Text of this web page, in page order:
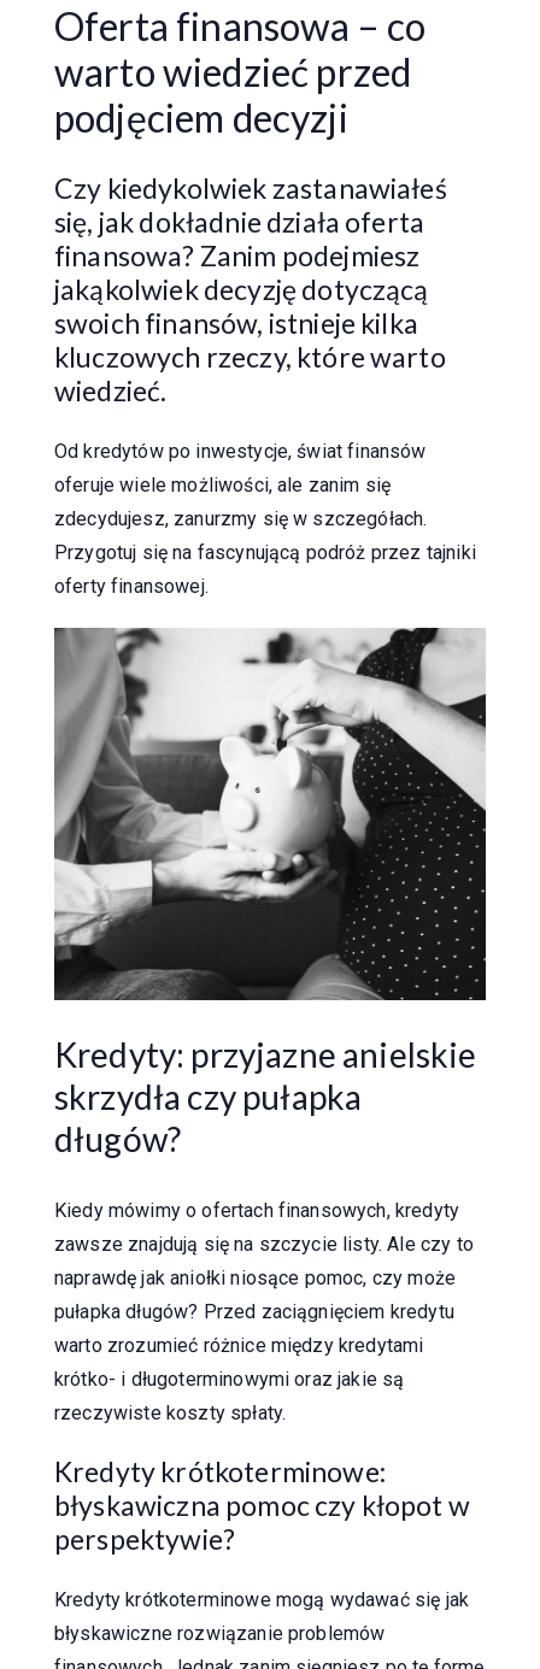
Oferta finansowa – co
warto wiedzieć przed
podjęciem decyzji
Czy kiedykolwiek zastanawiałeś
się, jak dokładnie działa oferta
finansowa? Zanim podejmiesz
jakąkolwiek decyzję dotyczącą
swoich finansów, istnieje kilka
kluczowych rzeczy, które warto
wiedzieć.
Od kredytów po inwestycje, świat finansów
oferuje wiele możliwości, ale zanim się
zdecydujesz, zanurzmy się w szczegółach.
Przygotuj się na fascynującą podróż przez tajniki
oferty finansowej.
Kredyty: przyjazne anielskie
skrzydła czy pułapka
długów?
Kiedy mówimy o ofertach finansowych, kredyty
zawsze znajdują się na szczycie listy. Ale czy to
naprawdę jak aniołki niosące pomoc, czy może
pułapka długów? Przed zaciągnięciem kredytu
warto zrozumieć różnice między kredytami
krótko- i długoterminowymi oraz jakie są
rzeczywiste koszty spłaty.
Kredyty krótkoterminowe:
błyskawiczna pomoc czy kłopot w
perspektywie?
Kredyty krótkoterminowe mogą wydawać się jak
błyskawiczne rozwiązanie problemów